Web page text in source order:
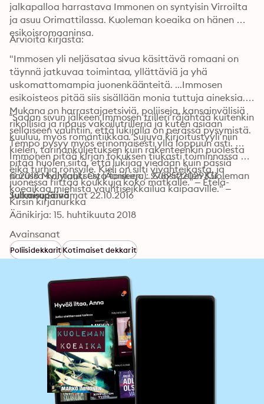
jalkapalloa harrastava Immonen on syntyisin Virroilta
ja asuu Orimattilassa. Kuoleman koeaika on hänen
esikoisromaaninsa.
Arvioita kirjasta:
"Immosen yli neljäsataa sivua käsittävä romaani on
täynnä jatkuvaa toimintaa, yllättäviä ja yhä
uskomattomampia juonenkäänteitä. ...Immosen
esikoisteos pitää siis sisällään monia tuttuja aineksia.
Mukana on harrastajaetsiviä, poliiseja, kansainvälisiä
rikollisia ja ripaus vakoilutrilleriä ja kuten asiaan
kuuluu, myös romantiikkaa. Sujuva kirjoitustyyli niin
kielen, tarinankuljetuksen kuin rakenteenkin puolesta
pitää huolen siitä, että lukijaa viedään kuin pässiä
narussa kohtauksesta toiseen. ...Suosittelen Kuoleman
koeaikaa miehistä vauhtiseikkailua kaipaaville." –
Kirsin kirjanurkka
“Sadan sivun jälkeen Immosen trilleri räjähtää kuitenkin
sellaiseen vauhtiin, että lukijalla on perässä pysymistä.
Tempo pysyy myös erinomaisesti yllä loppuun asti. …
Immonen pitää kirjan fokuksen tiukasti toiminnassa
eikä turhia rönsyile. Kieli on silti vivahteikasta, ja
juonessa riittää koukkuja koko matkalle.” – Etelä-
Suomen Sanomat 22.10.2016
© 2018 Myllylahti Oy (Äänikirja): 9789522029331
Julkaisupäivä
Äänikirja: 15. huhtikuuta 2018
Avainsanat
PoliisidekkaritKotimaiset dekkarit